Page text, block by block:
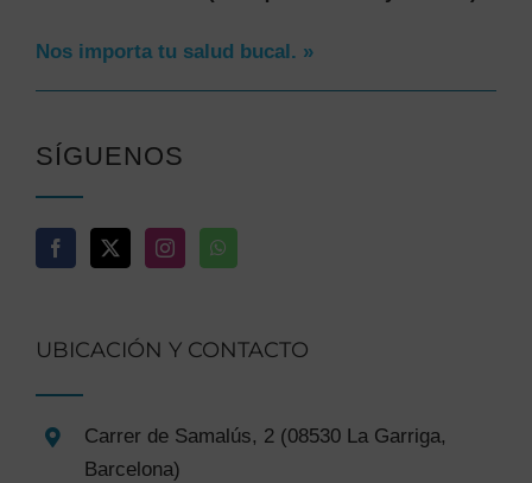
Nos importa tu salud bucal. »
SÍGUENOS
UBICACIÓN Y CONTACTO
Carrer de Samalús, 2 (08530 La Garriga,
Barcelona)